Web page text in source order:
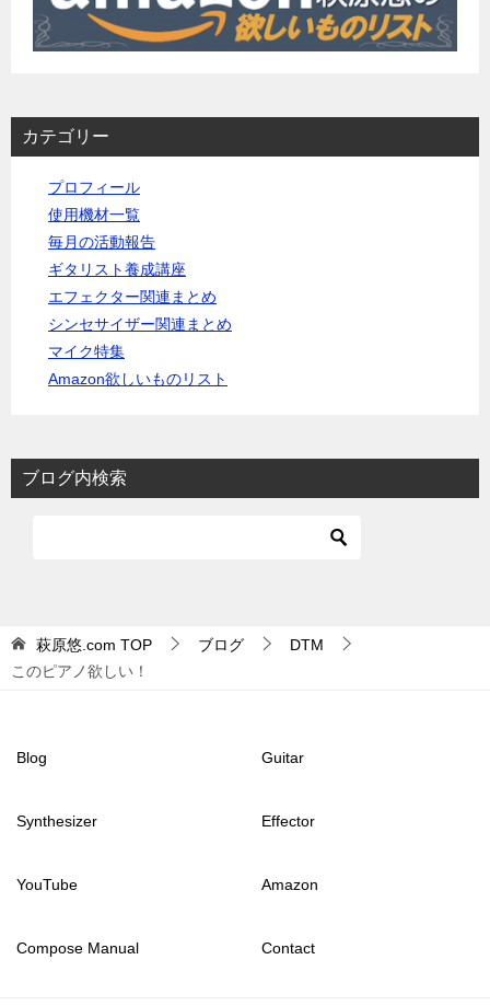
カテゴリー
プロフィール
使用機材一覧
毎月の活動報告
ギタリスト養成講座
エフェクター関連まとめ
シンセサイザー関連まとめ
マイク特集
Amazon欲しいものリスト
ブログ内検索
萩原悠.com TOP ブログ
DTM
このピアノ欲しい！
Blog Guitar
Synthesizer Effector
YouTube Amazon
Compose Manual Contact